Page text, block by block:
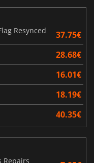
Resynced
37.75€
28.68€
16.01€
18.19€
40.35€
Repairs